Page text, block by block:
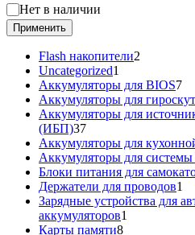
Статус
Нет в наличии
Применить
Flash накопители2
Uncategorized1
товар
Аккумуляторы для BIOS77
Аккумуляторы для
Аккумуляторы для
(ИБП)3737
товаров
Аккумуляторы для
Аккумуляторы для
Блоки питания для
Держатели для проводов1
Зарядные устройства для
аккумуляторов1
Карты памяти88